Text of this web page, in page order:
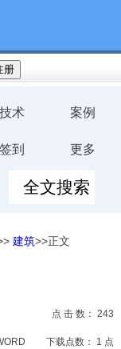
技术 案例
签到 更多
建筑>>正文
点 击 数： 243
下载点数： 1 点